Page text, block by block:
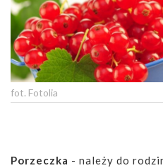
fot. Fotolia
Porzeczka - należy do